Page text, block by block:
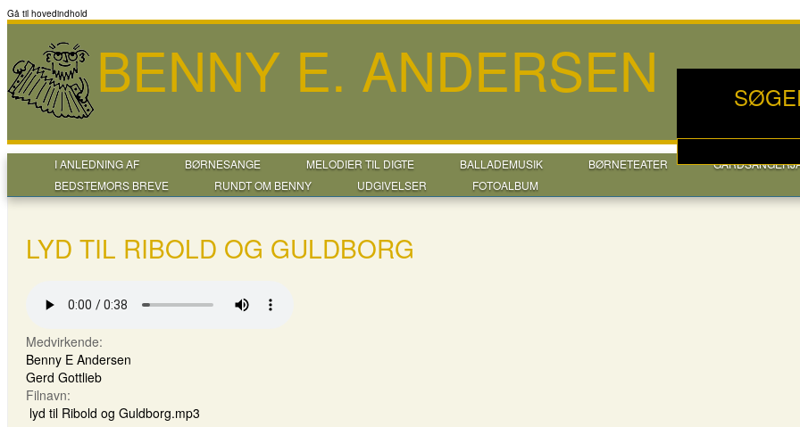
Gå til hovedindhold
BENNY E. ANDERSEN
I ANLEDNING AF BØRNESANGE MELODIER TIL DIGTE BALLADEMUSIK BØRNETEATER
BEDSTEMORS BREVE
RUNDT OM BENNY UDGIVELSER FOTOALBUM
LYD TIL RIBOLD OG GULDBORG
Medvirkende:
Benny E Andersen
Gerd Gottlieb
Filnavn:
lyd til Ribold og Guldborg.mp3